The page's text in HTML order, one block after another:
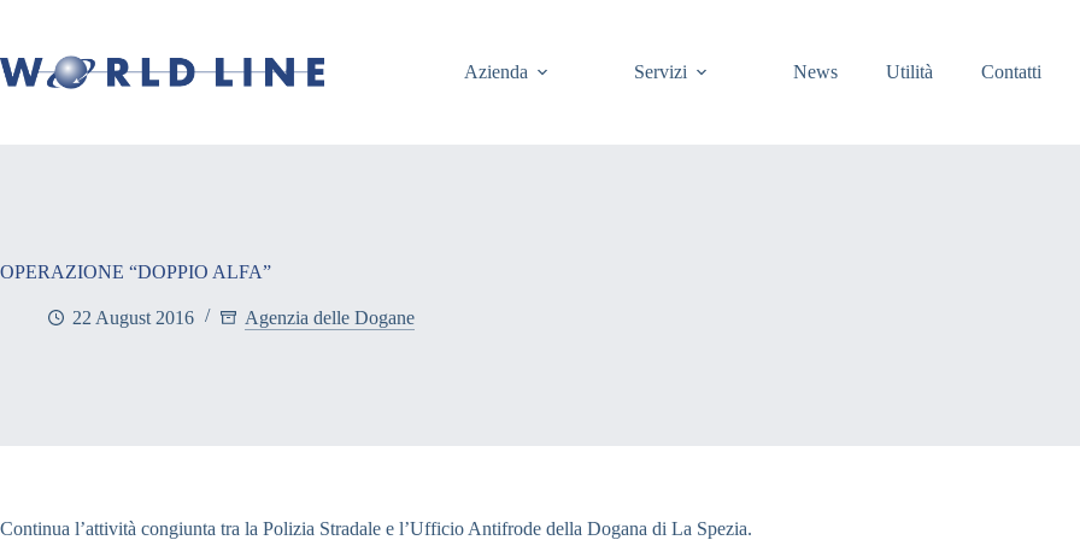
Azienda Servizi News Utilità Contatti
OPERAZIONE “DOPPIO ALFA”
22 August 2016 Agenzia delle Dogane
Continua l’attività congiunta tra la Polizia Stradale e l’Ufficio Antifrode della Dogana di La Spezia.